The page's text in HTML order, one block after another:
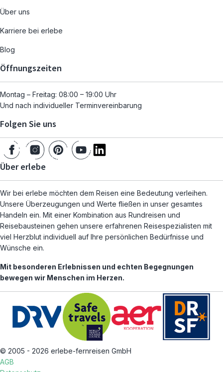
Über uns
Karriere bei erlebe
Blog
Öffnungszeiten
Montag – Freitag: 08:00 – 19:00 Uhr
Und nach individueller Terminvereinbarung
Folgen Sie uns
Über erlebe
Wir bei erlebe möchten dem Reisen eine Bedeutung verleihen.
Unsere Überzeugungen und Werte fließen in unser gesamtes
Handeln ein. Mit einer Kombination aus Rundreisen und
Reisebausteinen gehen unsere erfahrenen Reisespezialisten mit
viel Herzblut individuell auf Ihre persönlichen Bedürfnisse und
Wünsche ein.
Mit besonderen Erlebnissen und echten Begegnungen
bewegen wir Menschen im Herzen.
© 2005 - 2026 erlebe-fernreisen GmbH
AGB